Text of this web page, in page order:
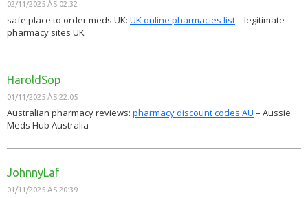
02/11/2025 ÀS 02:32
safe place to order meds UK: UK online pharmacies list– legitimate
pharmacy sites UK
HaroldSop
01/11/2025 ÀS 22:05
Australian pharmacy reviews: pharmacy discount codes AU – Aussie
Meds Hub Australia
JohnnyLaf
01/11/2025 ÀS 20:39